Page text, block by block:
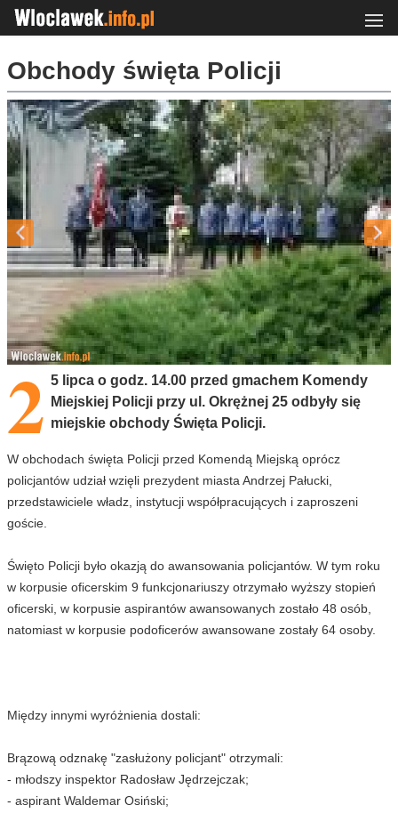
Obchody święta Policji
2 5 lipca o godz. 14.00 przed gmachem Komendy
Miejskiej Policji przy ul. Okrężnej 25 odbyły się
miejskie obchody Święta Policji.
W obchodach święta Policji przed Komendą Miejską oprócz
policjantów udział wzięli prezydent miasta Andrzej Pałucki,
przedstawiciele władz, instytucji współpracujących i zaproszeni
goście.
Święto Policji było okazją do awansowania policjantów. W tym roku
w korpusie oficerskim 9 funkcjonariuszy otrzymało wyższy stopień
oficerski, w korpusie aspirantów awansowanych zostało 48 osób,
natomiast w korpusie podoficerów awansowane zostały 64 osoby.
Między innymi wyróżnienia dostali:
Brązową odznakę "zasłużony policjant" otrzymali:
- młodszy inspektor Radosław Jędrzejczak;
- aspirant Waldemar Osiński;